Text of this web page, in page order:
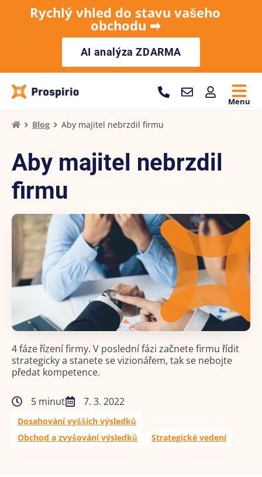
Rychlý vhled do stavu vašeho
obchodu ➡︎
AI analýza ZDARMA
Menu
Blog Aby majitel nebrzdil firmu
Aby majitel nebrzdil
firmu
4 fáze řízení firmy. V poslední fázi začnete firmu řídit
strategicky a stanete se vizionářem, tak se nebojte
předat kompetence.
5 minut 7. 3. 2022
Dosahování vyšších výsledků
Obchod a zvyšování výsledků
Strategické vedení